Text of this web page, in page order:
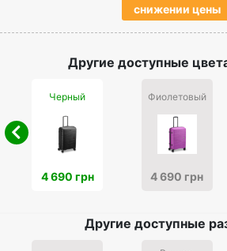
снижении цены
Другие доступные
Черный
4 690 грн
Фиолетовый
4 690 грн
Другие доступные